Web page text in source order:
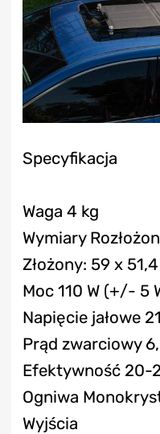
Specyfikacja
Waga 4 kg
Wymiary
Złożony: 59 x
Moc 110 W (+/- 5
Napięcie jałowe
Prąd zwarciowy
Efektywność 20-
Ogniwa
Wyjścia